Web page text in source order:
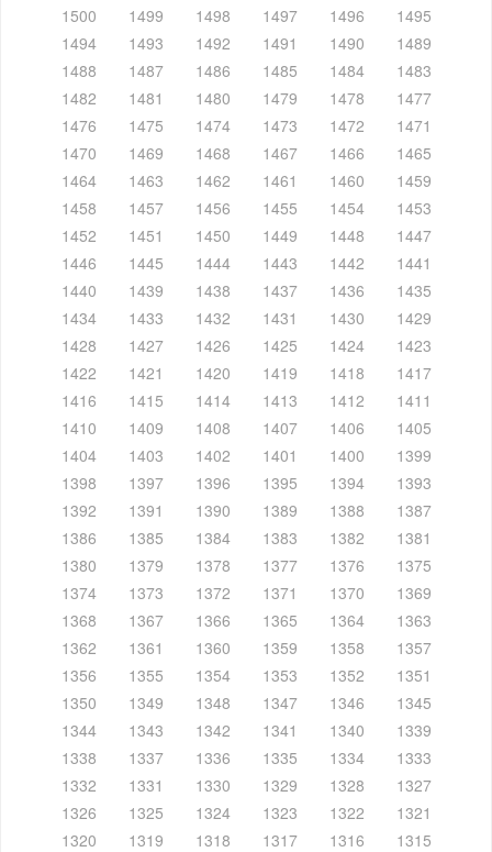
1500
1499 1498 1497 1496
1495
1494
1493 1492 1491 1490
1489
1488
1487 1486 1485 1484
1483
1482
1481 1480 1479 1478
1477
1476
1475 1474 1473 1472
1471
1470
1469 1468 1467 1466
1465
1464
1463 1462 1461 1460
1459
1458
1457 1456 1455 1454
1453
1452
1451 1450 1449 1448
1447
1446
1445 1444 1443 1442
1441
1440
1439 1438 1437 1436
1435
1434
1433 1432 1431 1430
1429
1428
1427 1426 1425 1424
1423
1422
1421 1420 1419 1418
1417
1416
1415 1414 1413 1412
1411
1410
1409 1408 1407 1406
1405
1404
1403 1402 1401 1400
1399
1398
1397 1396 1395 1394
1393
1392
1391 1390 1389 1388
1387
1386
1385 1384 1383 1382
1381
1380
1379 1378 1377 1376
1375
1374
1373 1372 1371 1370
1369
1368
1367 1366 1365 1364
1363
1362
1361 1360 1359 1358
1357
1356
1355 1354 1353 1352
1351
1350
1349 1348 1347 1346
1345
1344
1343 1342 1341 1340
1339
1338
1337 1336 1335 1334
1333
1332
1331 1330 1329 1328
1327
1326
1325 1324 1323 1322
1321
1320
1319 1318 1317 1316
1315